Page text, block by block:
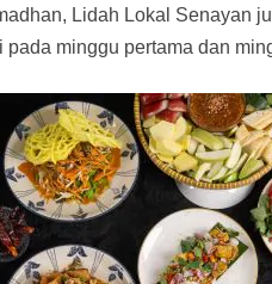
Lidah Lokal Senayan
pada minggu pertama dan